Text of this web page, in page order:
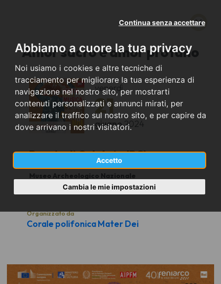
Abbiamo a cuore la tua privacy
Noi usiamo i cookies e altre tecniche di
tracciamento per migliorare la tua esperienza di
navigazione nel nostro sito, per mostrarti
contenuti personalizzati e annunci mirati, per
analizzare il traffico sul nostro sito, e per capire da
dove arrivano i nostri visitatori.
Accetto
Continua senza accettare
Cambia le mie impostazioni
Amor sacro e amor profano
venerdì
21
giugno 2024
Reggio di Calabria (RC)
Museo Archeologico Nazionale
Organizzato da
Corale polifonica Mater Dei